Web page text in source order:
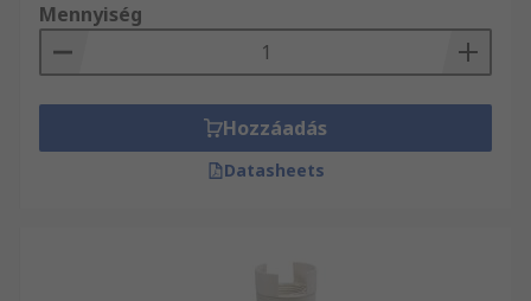
Mennyiség
Hozzáadás
Datasheets